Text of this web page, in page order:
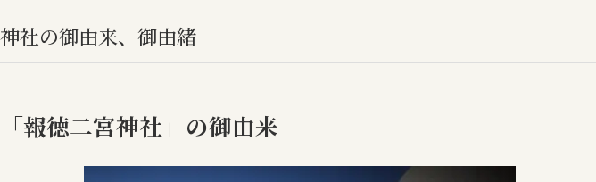
神社の御由来、御由緒
「報徳二宮神社」の御由来